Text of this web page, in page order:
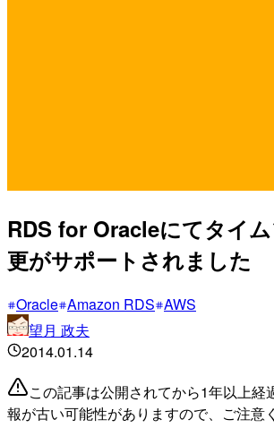
RDS for Oracleにてタイ
更がサポートされました
Oracle Amazon RDS AWS
望月 政夫
2014.01.14
この記事は公開されてから1年以上経
報が古い可能性がありますので、ご注意